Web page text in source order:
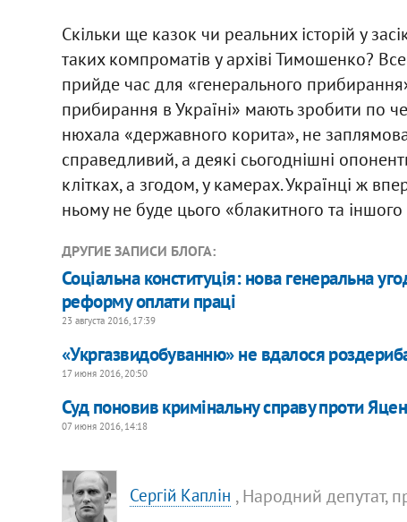
Скільки ще казок чи реальних історій у
таких компроматів у архіві Тимошенко?
прийде час для «генерального
прибирання в Україні» мають зробити по
нюхала «державного корита», не
справедливий, а деякі сьогоднішні
клітках, а згодом, у камерах. Українці ж
ньому не буде цього «блакитного та
ДРУГИЕ ЗАПИСИ БЛОГА:
Соціальна конституція: нова генеральна
реформу оплати праці
23 августа 2016, 17:39
«Укргазвидобуванню» не вдалося
17 июня 2016, 20:50
Суд поновив кримінальну справу проти
07 июня 2016, 14:18
Сергій Каплін , Народний депутат,